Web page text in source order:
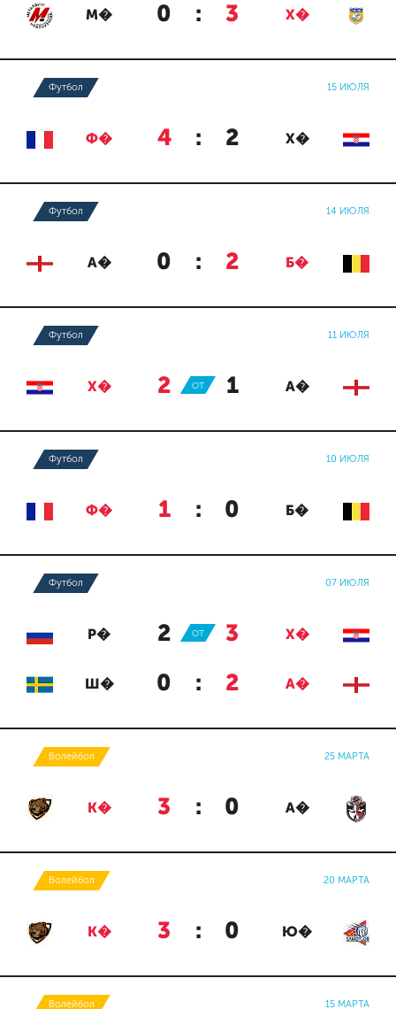
М� 0 : 3 Х�
Футбол 15 ИЮЛЯ
Ф� 4 : 2 Х�
Футбол 14 ИЮЛЯ
А� 0 : 2 Б�
Футбол 11 ИЮЛЯ
Х� 2 : 1 А�
ОТ
Футбол 10 ИЮЛЯ
Ф� 1 : 0 Б�
Футбол 07 ИЮЛЯ
Р� 2 : 3 Х�
ОТ
Ш� 0 : 2 А�
Волейбол 25 МАРТА
К� 3 : 0 А�
Волейбол 20 МАРТА
К� 3 : 0 Ю�
Волейбол 15 МАРТА